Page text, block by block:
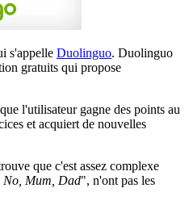
s'appelle Duolinguo. Duolinguo
gratuits qui propose
l'utilisateur gagne des points au
et acquiert de nouvelles
que c'est assez complexe
No, Mum, Dad", n'ont pas les